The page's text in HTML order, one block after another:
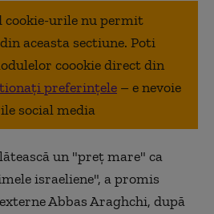
cookie-urile nu permit
aceasta sectiune. Poti
coookie direct din
preferințele – e nevoie
social media
un "preţ mare" ca
israeliene", a promis
Abbas Araghchi, după